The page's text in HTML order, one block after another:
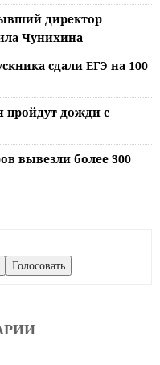
директор
Чунихина
сдали ЕГЭ на 100
пройдут дожди с
вывезли более 300